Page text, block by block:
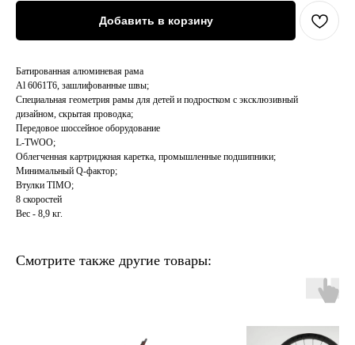
Добавить в корзину
Батированная алюминевая рама
Al 6061T6, зашлифованные швы;
Cпециальная геометрия рамы для детей и подростком с эксклюзивный
дизайном, скрытая проводка;
Передовое шоссейное оборудование
L-TWOO;
Облегченная картриджная каретка, промышленные подшипники;
Минимальный Q-фактор;
Втулки TIMO;
8 скоростей
Вес - 8,9 кг.
Смотрите также другие товары: